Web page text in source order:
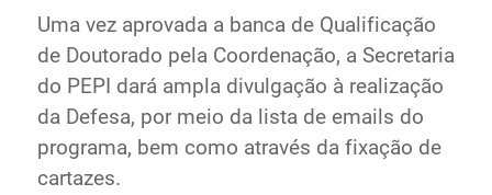
Uma vez aprovada a banca de Qualificação
de Doutorado pela Coordenação, a Secretaria
do PEPI dará ampla divulgação à realização
da Defesa, por meio da lista de emails do
programa, bem como através da fixação de
cartazes.